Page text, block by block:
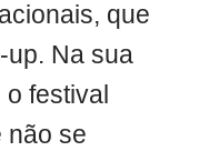
que
up. Na sua
festival
não se